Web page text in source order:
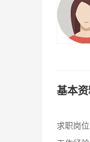
基本
求职岗位